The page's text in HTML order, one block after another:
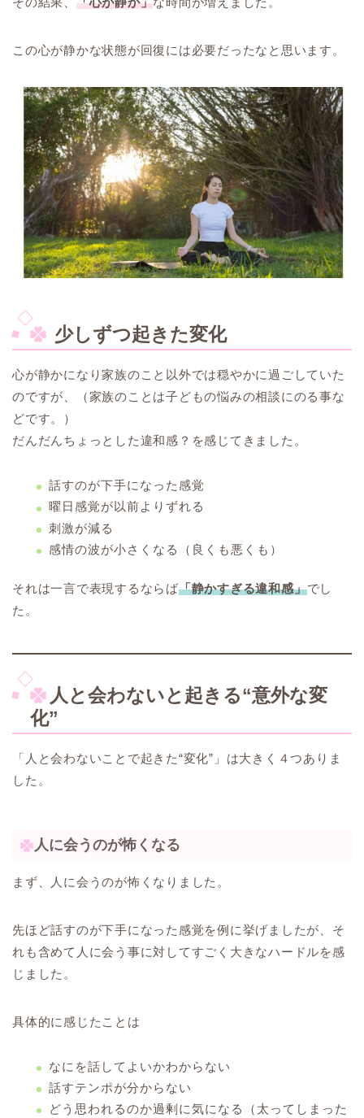
この心が静かな状態が回復には必要だったなと思います。
少しずつ起きた変化
心が静かになり家族のこと以外では穏やかに過ごしていた
のですが、（家族のことは子どもの悩みの相談にのる事な
どです。）
だんだんちょっとした違和感？を感じてきました。
話すのが下手になった感覚
曜日感覚が以前よりずれる
刺激が減る
感情の波が小さくなる（良くも悪くも）
それは一言で表現するならば「静かすぎる違和感」でし
た。
人と会わないと起きる“意外な変
化”
「人と会わないことで起きた“変化”」は大きく４つありま
した。
人に会うのが怖くなる
まず、人に会うのが怖くなりました。
先ほど話すのが下手になった感覚を例に挙げましたが、そ
れも含めて人に会う事に対してすごく大きなハードルを感
じました。
具体的に感じたことは
なにを話してよいかわからない
話すテンポが分からない
どう思われるのか過剰に気になる（太ってしまった